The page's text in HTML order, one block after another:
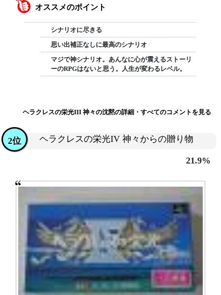
オススメのポイント
シナリオに尽きる
思い出補正なしに最高のシナリオ
マジで神シナリオ。あんなに心が震えるストーリ
ーのRPGはないと思う。人生が変わるレベル。
ヘラクレスの栄光III 神々の沈黙の詳細・すべてのコメントを見る
ヘラクレスの栄光IV 神々からの贈り物
2位
21.9%